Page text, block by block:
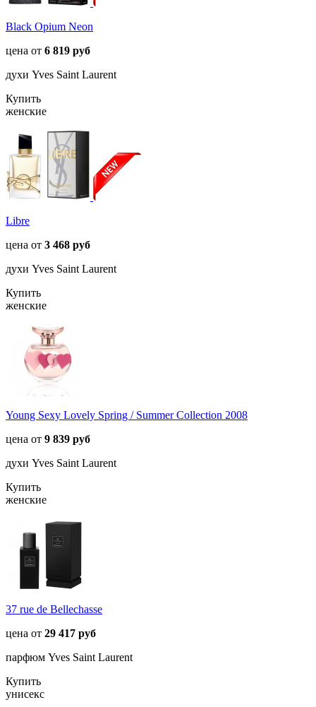
Black Opium Neon
цена от 6 819 руб
духи Yves Saint Laurent
Купить
женские
Libre
цена от 3 468 руб
духи Yves Saint Laurent
Купить
женские
Young Sexy Lovely Spring / Summer Collection 2008
цена от 9 839 руб
духи Yves Saint Laurent
Купить
женские
37 rue de Bellechasse
цена от 29 417 руб
парфюм Yves Saint Laurent
Купить
унисекс